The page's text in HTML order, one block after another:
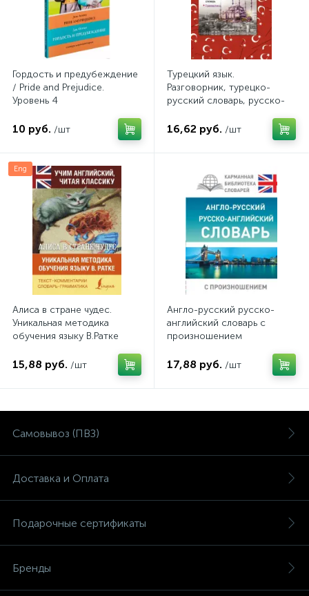
Гордость и предубеждение
/ Pride and Prejudice.
Уровень 4
10 руб. /шт
Турецкий язык.
Разговорник, турецко-
русский словарь, русско-
грамматика
16,62 руб. /шт
Eng
Алиса в стране чудес.
Уникальная методика
обучения языку В.Ратке
15,88 руб. /шт
Англо-русский русско-
английский словарь с
произношением
17,88 руб. /шт
Самовывоз (ПВЗ)
Доставка и Оплата
Подарочные сертификаты
Бренды